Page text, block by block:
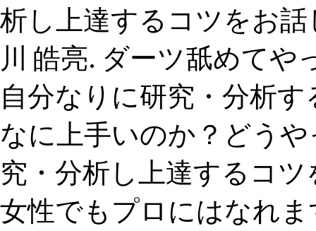
析し上達するコツをお
川 皓亮. ダーツ舐めて
自分なりに研究・分析
なに上手いのか？どう
究・分析し上達するコ
女性でもプロにはなれ